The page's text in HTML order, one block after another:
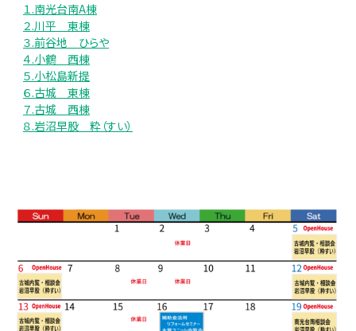
１.南光台南A棟
２.川平 東棟
３.前谷地 ひらや
４.小鶴 西棟
５.小松島新提
６.古城 東棟
７.古城 西棟
８.岩沼早股 粋（すい）